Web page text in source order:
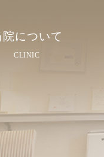
院について
CLINIC
紹介